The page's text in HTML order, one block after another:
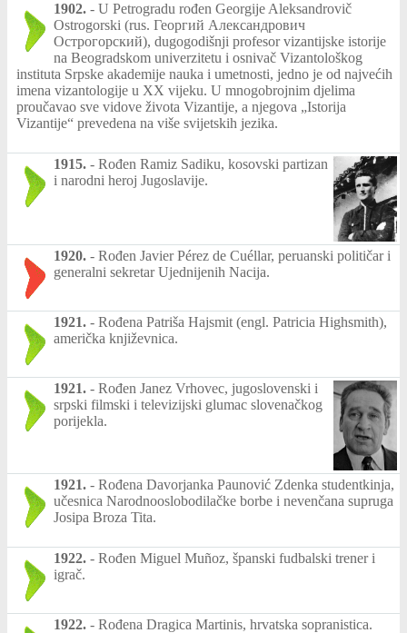
1902. - U Petrogradu rođen Georgije Aleksandrovič
Ostrogorski (rus. Георгий Александрович
Острогорский), dugogodišnji profesor vizantijske istorije
na Beogradskom univerzitetu i osnivač Vizantološkog
instituta Srpske akademije nauka i umetnosti, jedno je od najvećih
imena vizantologije u XX vijeku. U mnogobrojnim djelima
proučavao sve vidove života Vizantije, a njegova „Istorija
Vizantije“ prevedena na više svijetskih jezika.
1915. - Rođen Ramiz Sadiku, kosovski partizan
i narodni heroj Jugoslavije.
1920. - Rođen Javier Pérez de Cuéllar, peruanski političar i
generalni sekretar Ujednijenih Nacija.
1921. - Rođena Patriša Hajsmit (engl. Patricia Highsmith),
američka književnica.
1921. - Rođen Janez Vrhovec, jugoslovenski i
srpski filmski i televizijski glumac slovenačkog
porijekla.
1921. - Rođena Davorjanka Paunović Zdenka studentkinja,
učesnica Narodnooslobodilačke borbe i nevenčana supruga
Josipa Broza Tita.
1922. - Rođen Miguel Muñoz, španski fudbalski trener i
igrač.
1922. - Rođena Dragica Martinis, hrvatska sopranistica.